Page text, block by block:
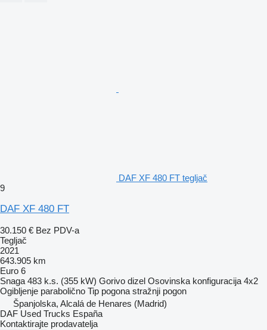
DAF XF 480 FT tegljač
9
DAF XF 480 FT
30.150 € Bez PDV-a
Tegljač
2021
643.905 km
Euro 6
Snaga 483 k.s. (355 kW) Gorivo dizel Osovinska konfiguracija 4x2
Ogibljenje parabolično Tip pogona stražnji pogon
Španjolska, Alcalá de Henares (Madrid)
DAF Used Trucks España
Kontaktirajte prodavatelja